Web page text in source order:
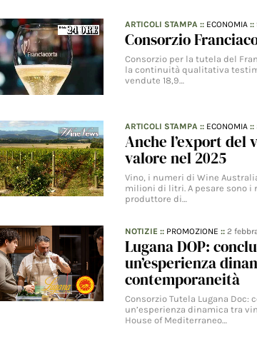
ARTICOLI STAMPA :: ECONOMIA ::
Consorzio
Consorzio per la tutela del
la continuità qualitativa
vendute 18,9…
ARTICOLI STAMPA :: ECONOMIA ::
Anche l’export del
valore nel 2025
Vino, i numeri di Wine
milioni di litri. A pesare sono i
produttore di…
NOTIZIE :: PROMOZIONE ::2
Lugana DOP:
un’esperienza
contemporaneità
Consorzio Tutela Lugana Doc:
un’esperienza dinamica tra
House of Mediterraneo…